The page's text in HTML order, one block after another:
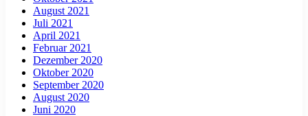
August 2021
Juli 2021
April 2021
Februar 2021
Dezember 2020
Oktober 2020
September 2020
August 2020
Juni 2020